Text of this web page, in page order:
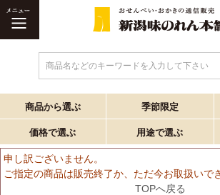
商品名などのキーワードを入力して下さい
商品から選ぶ 季節限定
価格で選ぶ 用途で選ぶ
申し訳ございません。
ご指定の商品は販売終了か、ただ今お取扱いで
TOPへ戻る